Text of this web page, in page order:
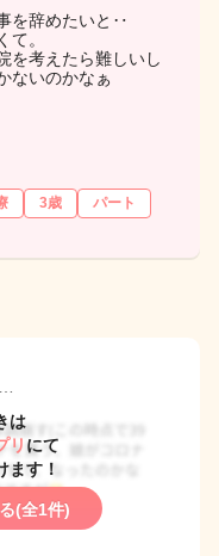
を辞めたいと‥
て。
を考えたら難しいし
ないのかなぁ
3歳
パート
は
リ にて
ます！
(全1件)